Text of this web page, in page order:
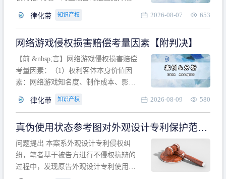
冲突。基于此，凡是因该外观设计的实
于该款规定的规制范畴。“合法权利”不宜
作狭义解释，一般情况下，只要依法享
有的、在本专利申请日之
律化带 知识产权 2026-08-07 653
网络游戏侵权损害赔偿考量因素【附判决】
【前 &nbsp;言】网络游戏侵权损害赔偿
考量因素：（1）权利客体本身价值因
素：网络游戏知名度、制作成本、影响
利角度因素：被诉侵权游戏销售数量、
人数、活跃人数、市场占用率；（3）被
告主观因素：被告的主观恶意、是否明
知或应知、是否有
律化带 知识产权 2026-08-09 580
真伪使用状态参考图对外观设计专利保护范围
的影响
问题提出 本案系外观设计专利侵权纠
纷，笔者基于被告方进行不侵权抗辩的
过程中，发现原告外观设计专利使用状